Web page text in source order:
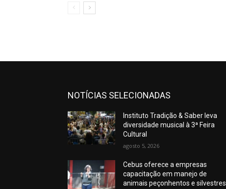
NOTÍCIAS SELECIONADAS
Instituto Tradição & Saber leva
diversidade musical à 3ª Feira
Cultural
agosto 5, 2026
Cebus oferece a empresas
capacitação em manejo de
animais peçonhentos e silvestres